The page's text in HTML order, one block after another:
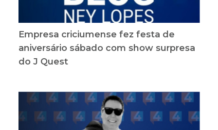
Empresa criciumense fez festa de
aniversário sábado com show surpresa
do J Quest